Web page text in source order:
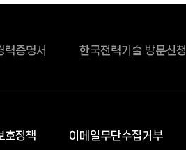
력증명서 한국전력기술 방문신청
호정책 이메일무단수집거부